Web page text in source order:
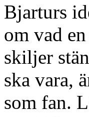
Bjarturs
om vad
skiljer
ska vara,
som fan.